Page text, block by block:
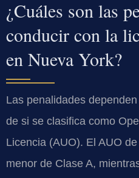
¿Cuáles son las
conducir con la
en Nueva York?
Las penalidades
de si se clasifica como
Licencia (AUO). El AUO
menor de Clase A,